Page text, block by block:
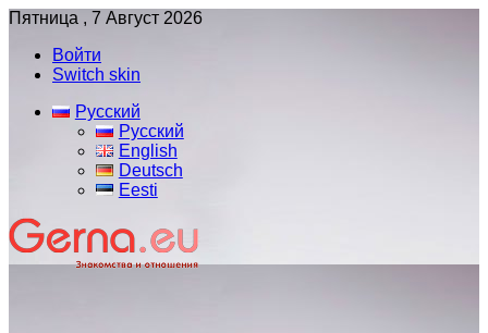
Пятница , 7 Август 2026
Войти
Switch skin
Русский
Русский
English
Deutsch
Eesti